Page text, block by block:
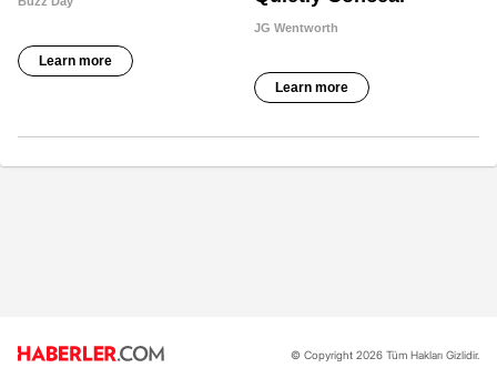
© Copyright 2026 Tüm Hakları Gizlidir.